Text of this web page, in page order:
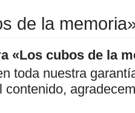
de la
«Los cubos de la
toda nuestra